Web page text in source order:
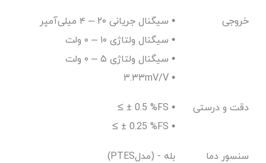
خروجی
سیگنال جریانی ۲۰ – ۴ میلی‌آمپر •
سیگنال ولتاژی ۱۰ – ۰ ولت •
سیگنال ولتاژی ۵ – ۰ ولت •
۳.۳۳mV/V •
دقت و درستی
≤ ± 0.5 %FS •
≤ ± 0.25 %FS •
سنسور دما (PTESمدل) - بله